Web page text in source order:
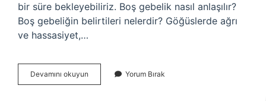
bir süre bekleyebiliriz. Boş gebelik nasıl anlaşılır?
Boş gebeliğin belirtileri nelerdir? Göğüslerde ağrı
ve hassasiyet,…
Devamını okuyun
Gebelikte
Yorum Bırak